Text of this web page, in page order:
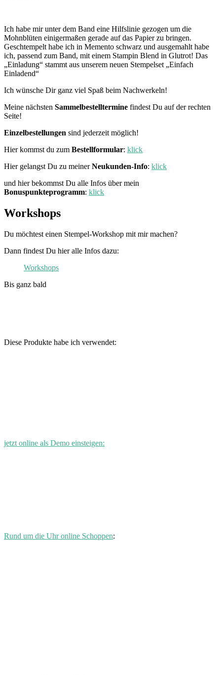
Ich habe mir unter dem Band eine Hilfslinie gezogen um die
Mohnblüten einigermaßen gerade auf das Papier zu bringen.
Geschtempelt habe ich in Memento schwarz und ausgemahlt habe
ich, passend zum Band, mit einem Stampin Blend in Glutrot! Das
„Einladung“ stammt aus unserem neuen Stempelset „Einfach
Einladend“
Ich wünsche Dir ganz viel Spaß beim Nachwerkeln!
Meine nächsten Sammelbestelltermine findest Du auf der rechten
Seite!
Einzelbestellungen sind jederzeit möglich!
Hier kommst du zum Bestellformular: klick
Hier gelangst Du zu meinerNeukunden-Info: klick
und hier bekommst Du alle Infos über mein
Bonuspunkteprogramm: klick
Workshops
Du möchtest einen Stempel-Workshop mit mir machen?
Dann findest Du hier alle Infos dazu:
Workshops
Bis ganz bald
Diese Produkte habe ich verwendet:
jetzt online als Demo einsteigen:
Rund um die Uhr online Schoppen: